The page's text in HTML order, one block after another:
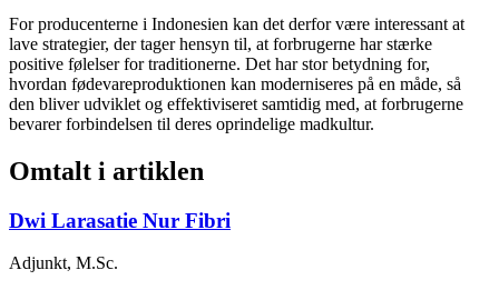
For producenterne i Indonesien kan det derfor være interessant at
lave strategier, der tager hensyn til, at forbrugerne har stærke
positive følelser for traditionerne. Det har stor betydning for,
hvordan fødevareproduktionen kan moderniseres på en måde, så
den bliver udviklet og effektiviseret samtidig med, at forbrugerne
bevarer forbindelsen til deres oprindelige madkultur.
Omtalt i artiklen
Dwi Larasatie Nur Fibri
Adjunkt, M.Sc.